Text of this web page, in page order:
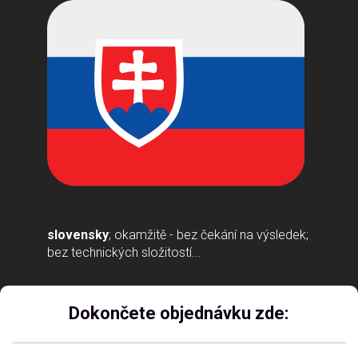
slovensky; okamžitě - bez čekání na výsledek;
bez technických složitostí...
Dokončete objednávku zde: